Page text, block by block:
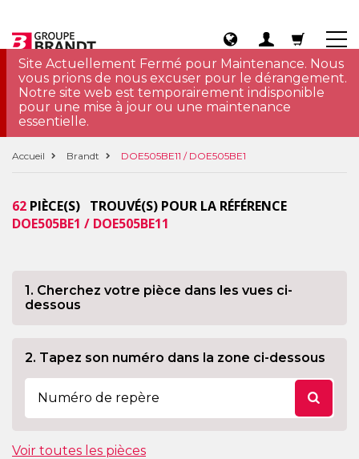
Site Actuellement Fermé pour Maintenance. Nous
vous prions de nous excuser pour le dérangement.
Notre site web est temporairement indisponible
pour une mise à jour ou une maintenance
essentielle.
Accueil Brandt DOE505BE11 / DOE505BE1
62 PIÈCE(S) TROUVÉ(S) POUR LA RÉFÉRENCE
DOE505BE1 / DOE505BE11
1. Cherchez votre pièce dans les vues ci-
dessous
2. Tapez son numéro dans la zone ci-dessous
Voir toutes les pièces